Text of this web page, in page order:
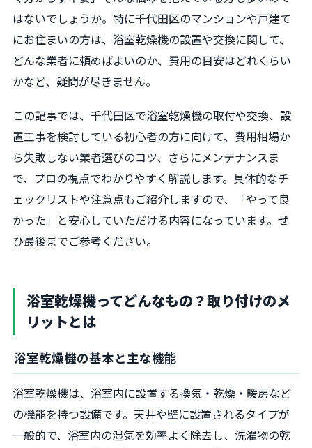
はないでしょうか。特に千代田区のマンションや戸建て
にお住まいの方は、浴室乾燥機の設置や交換に関して、
どんな業者に頼めばよいのか、費用の目安はどれくらい
かなど、疑問が尽きません。
この記事では、千代田区で浴室乾燥機の取付や交換、設
置工事を検討している初心者の方に向けて、費用相場か
ら失敗しない業者選びのコツ、さらにメンテナンスま
で、プロの視点でわかりやすく解説します。具体的なチ
ェックリストや注意点もご紹介しますので、「やって良
かった」と安心していただける内容になっています。ぜ
ひ最後までご参考ください。
浴室乾燥機ってどんなもの？取り付けのメ
リットとは
浴室乾燥機の基本と主な機能
浴室乾燥機は、浴室内に設置する換気・乾燥・暖房など
の機能を持つ設備です。天井や壁に設置されるタイプが
一般的で、浴室内の湿気を効率よく除去し、洗濯物の乾